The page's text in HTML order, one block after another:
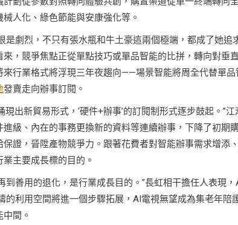
人化、綠色節能與安康強化等。
是劇烈，不只有張水瓶和牛土豪這兩個極端，都成了她
，競爭焦點正從單點技巧或單品智能的比拼，轉向對垂
行業格式將浮現三年夜趨向——場景智能將周全代替單品
發賣走向辦事訂閱。
現出新貿易形式，‘硬件+辦事’的訂閱制形式逐步鼓起。”
級、內在的事務更換新的資料等連續辦事，下降了初期
證，晉陞產物競爭力。跟著花費者對智能辦事需求增添
主要成長標的目的。
到善用的退化，是行業成長目的。”長虹相干擔任人表現
的利用空間將進一個步驟拓展，AI電視無望成為集老年
間。